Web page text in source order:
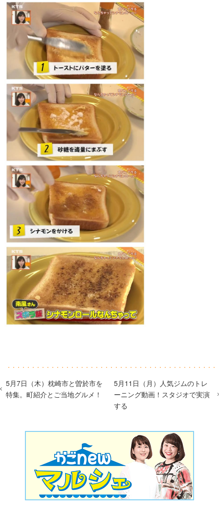
5月7日（木）枕崎市と曽於市を
特集。町紹介とご当地グルメ！
5月11日（月）人気ジムのトレ
ーニング動画！スタジオで実演
する